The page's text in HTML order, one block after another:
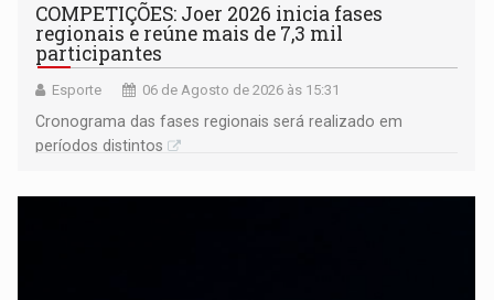
COMPETIÇÕES: Joer 2026 inicia fases
regionais e reúne mais de 7,3 mil
participantes
Esporte 06 de Agosto de 2026 às 15:31
Cronograma das fases regionais será realizado em
períodos distintos